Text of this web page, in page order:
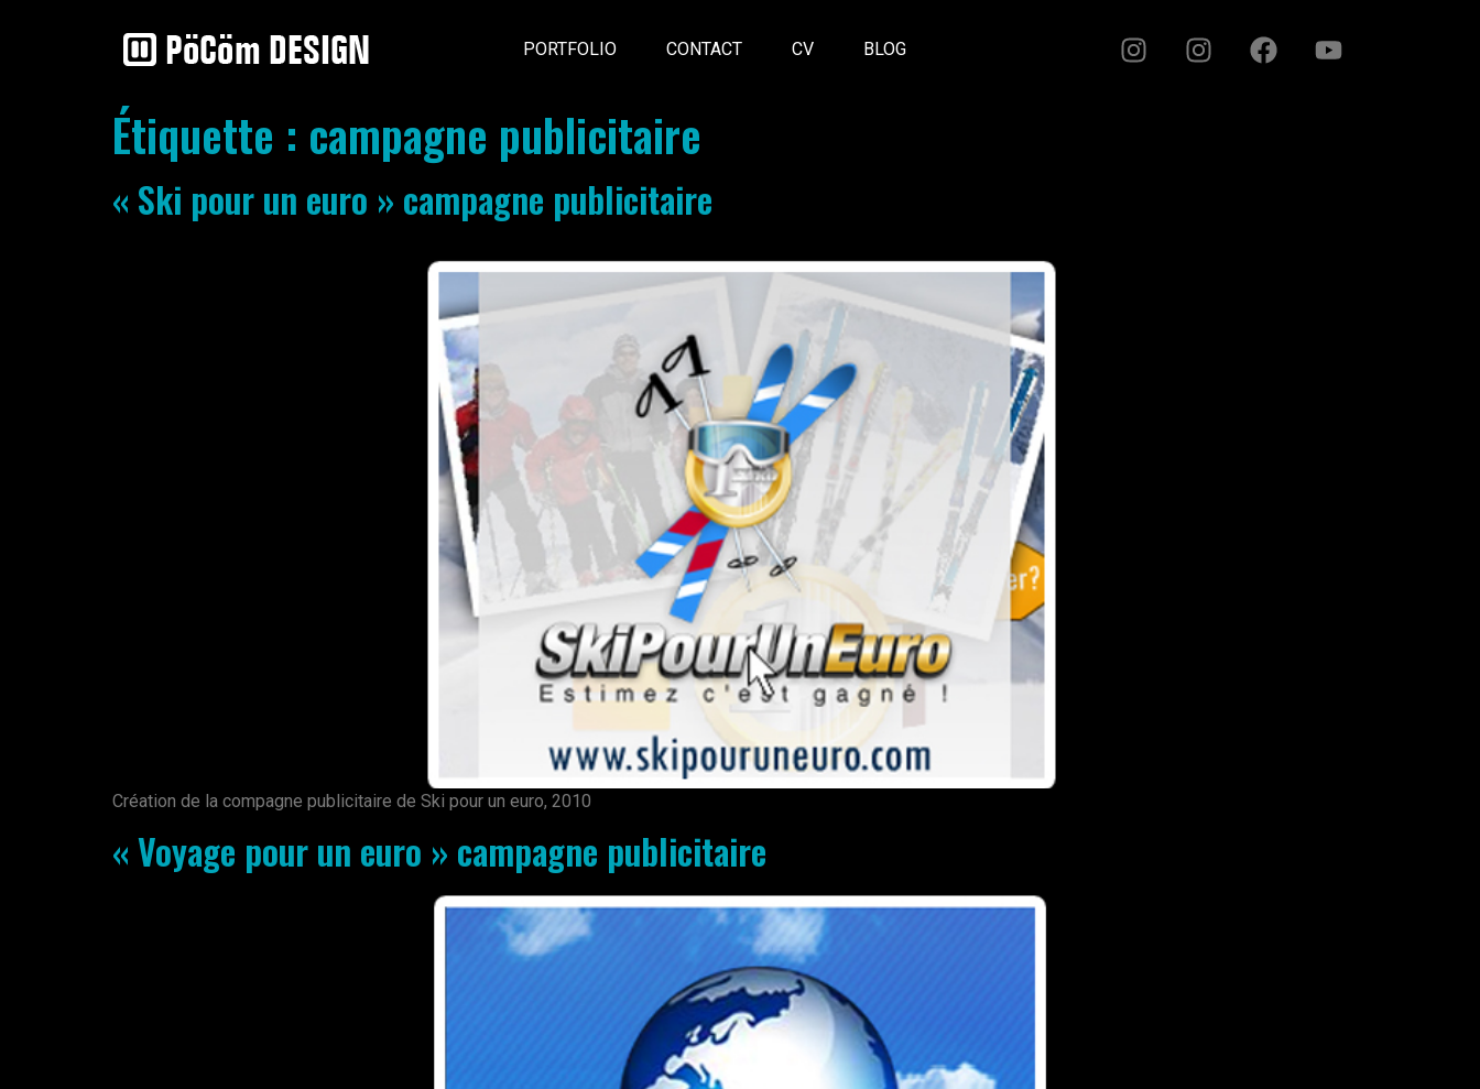
PORTFOLIO CONTACT CV BLOG
Étiquette : campagne publicitaire
« Ski pour un euro » campagne publicitaire
Création de la compagne publicitaire de Ski pour un euro, 2010
« Voyage pour un euro » campagne publicitaire